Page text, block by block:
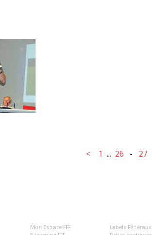
< 1 ... 26 - 27
Mon Espace FFF
Labels Fédéraux